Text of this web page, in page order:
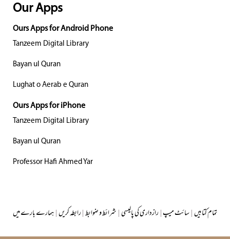
Our Apps
Ours Apps for Android Phone
Tanzeem Digital Library
Bayan ul Quran
Lughat o Aerab e Quran
Ours Apps for iPhone
Tanzeem Digital Library
Bayan ul Quran
Professor Hafi Ahmed Yar
ہمارے بارے میں|رابطہ کریں|شرائط و ضوابط|رازداری کی پالیسی|سائٹ میپ|تمام کتابیں